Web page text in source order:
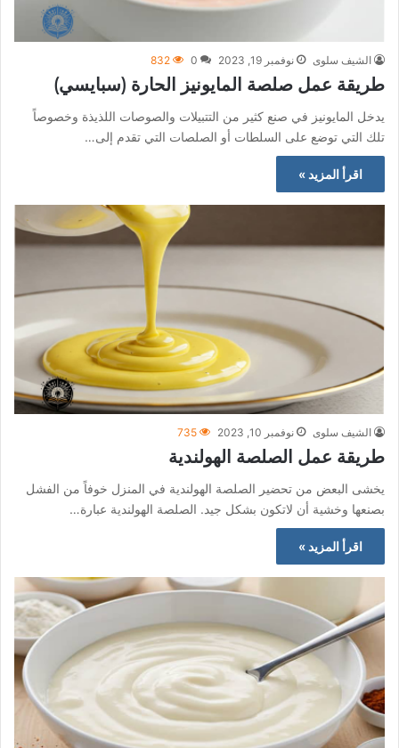
الشيف سلوى نوفمبر 19, 2023 0
832
طريقة عمل صلصة المايونيز الحارة (سبايسي)
يدخل المايونيز في صنع كثير من التتبيلات والصوصات اللذيذة وخصوصاً
تلك التي توضع على السلطات أو الصلصات التي تقدم إلى…
اقرأ المزيد »
الشيف سلوى نوفمبر 10, 2023 735
طريقة عمل الصلصة الهولندية
يخشى البعض من تحضير الصلصة الهولندية في المنزل خوفاً من الفشل
بصنعها وخشية أن لاتكون بشكل جيد. الصلصة الهولندية عبارة…
اقرأ المزيد »